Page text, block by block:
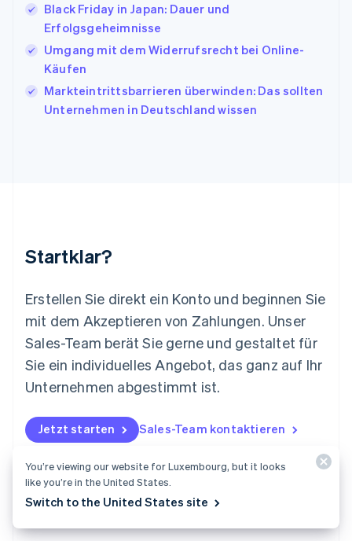
Black Friday in Japan: Dauer und
Erfolgsgeheimnisse
Umgang mit dem Widerrufsrecht bei Online-
Käufen
Markteintrittsbarrieren überwinden: Das sollten
Unternehmen in Deutschland wissen
Startklar?
Erstellen Sie direkt ein Konto und beginnen Sie
mit dem Akzeptieren von Zahlungen. Unser
Sales-Team berät Sie gerne und gestaltet für
Sie ein individuelles Angebot, das ganz auf Ihr
Unternehmen abgestimmt ist.
Jetzt starten Sales-Team kontaktieren
Kroatien
EnglishItaliano
Lettland
English
Liechtenstein
DeutschEnglish
Litauen
Español English
Niederlande
NederlandsEnglish
English
Österreich
Deutsch
Polen
Portugal
PortuguêsEnglish
Rumänien
Schweden
SvenskaEnglish
DeutschFrançaisItalianoEnglish
You’re viewing our website for Luxembourg, but it looks
like you’re in the United States.
Switch to the United States site